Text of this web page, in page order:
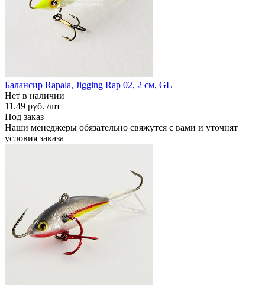
Балансир Rapala, Jigging Rap 02, 2 см, GL
Нет в наличии
11.49 руб. /шт
Под заказ
Наши менеджеры обязательно свяжутся с вами и уточнят
условия заказа